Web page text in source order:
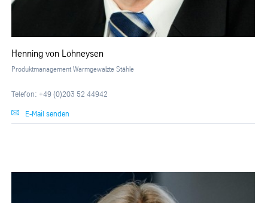
Henning von Löhneysen
Produktmanagement Warmgewalzte Stähle
Telefon: +49 (0)203 52 44942
E-Mail senden